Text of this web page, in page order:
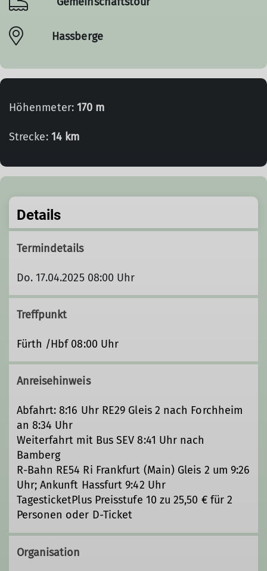
Hassberge
Höhenmeter: 170 m
Strecke: 14 km
Details
Termindetails
Do. 17.04.2025 08:00 Uhr
Treffpunkt
Fürth /Hbf 08:00 Uhr
Anreisehinweis
Abfahrt: 8:16 Uhr RE29 Gleis 2 nach Forchheim
an 8:34 Uhr
Weiterfahrt mit Bus SEV 8:41 Uhr nach
Bamberg
R-Bahn RE54 Ri Frankfurt (Main) Gleis 2 um 9:26
Uhr; Ankunft Hassfurt 9:42 Uhr
TagesticketPlus Preisstufe 10 zu 25,50 € für 2
Personen oder D-Ticket
Organisation